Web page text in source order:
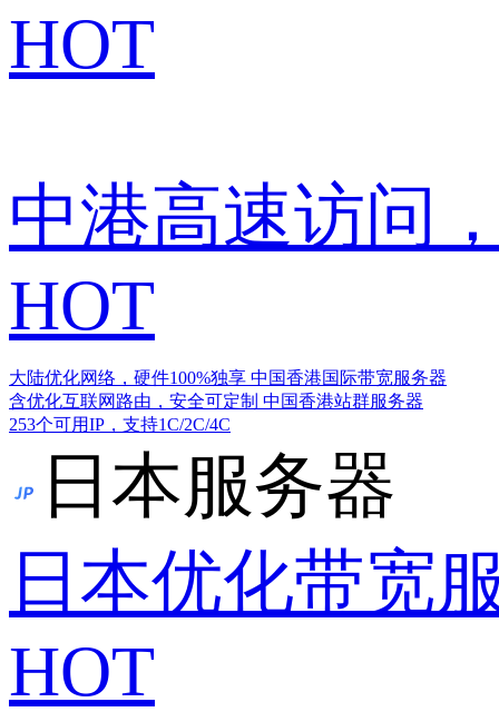
HOT
中港高速访问
HOT
大陆优化网络，硬件100%独享 中国香港国际带宽服务器
含优化互联网路由，安全可定制 中国香港站群服务器
253个可用IP，支持1C/2C/4C
日本服务器
日本优化带宽
HOT